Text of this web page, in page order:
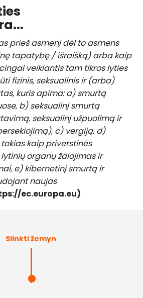
prieš asmenį dėl to asmens
tapatybę / išraišką) arba kaip
veikiantis tam tikros lyties
fizinis, seksualinis ir (arba)
kuris apima: a) smurtą
b) seksualinį smurtą
seksualinį užpuolimą ir
c) vergiją, d)
kaip priverstinės
organų žalojimas ir
e) kibernetinį smurtą ir
naujas
ec.europa.eu)
Slinkti žemyn